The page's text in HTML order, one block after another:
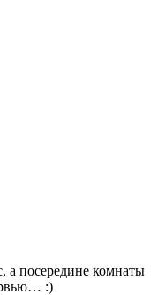
а посередине комнаты
:)